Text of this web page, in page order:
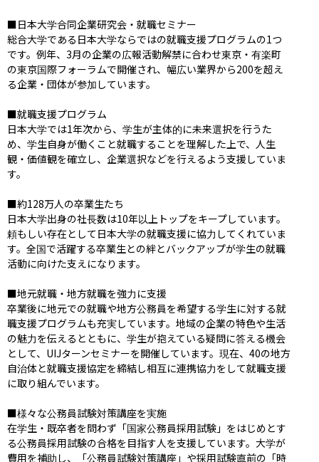
■日本大学合同企業研究会・就職セミナー
総合大学である日本大学ならではの就職支援プログラムの1つ
です。例年、3月の企業の広報活動解禁に合わせ東京・有楽町
の東京国際フォーラムで開催され、幅広い業界から200を超え
る企業・団体が参加しています。
■就職支援プログラム
日本大学では1年次から、学生が主体的に未来選択を行うた
め、学生自身が働くこと就職することを理解した上で、人生
観・価値観を確立し、企業選択などを行えるよう支援していま
す。
■約128万人の卒業生たち
日本大学出身の社長数は10年以上トップをキープしています。
頼もしい存在として日本大学の就職支援に協力してくれていま
す。全国で活躍する卒業生との絆とバックアップが学生の就職
活動に向けた支えになります。
■地元就職・地方就職を強力に支援
卒業後に地元での就職や地方公務員を希望する学生に対する就
職支援プログラムも充実しています。地域の企業の特色や生活
の魅力を伝えるとともに、学生が抱えている疑問に答える機会
として、UIJターンセミナーを開催しています。現在、40の地方
自治体と就職支援協定を締結し相互に連携協力をして就職支援
に取り組んでいます。
■様々な公務員試験対策講座を実施
在学生・既卒者を問わず「国家公務員採用試験」をはじめとす
る公務員採用試験の合格を目指す人を支援しています。大学が
費用を補助し、「公務員試験対策講座」や採用試験直前の「時